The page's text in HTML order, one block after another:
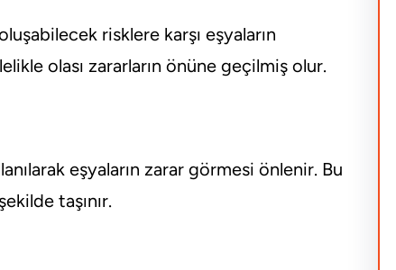
risklere karşı eşyaların
olası zararların önüne geçilmiş olur.
eşyaların zarar görmesi önlenir. Bu
taşınır.